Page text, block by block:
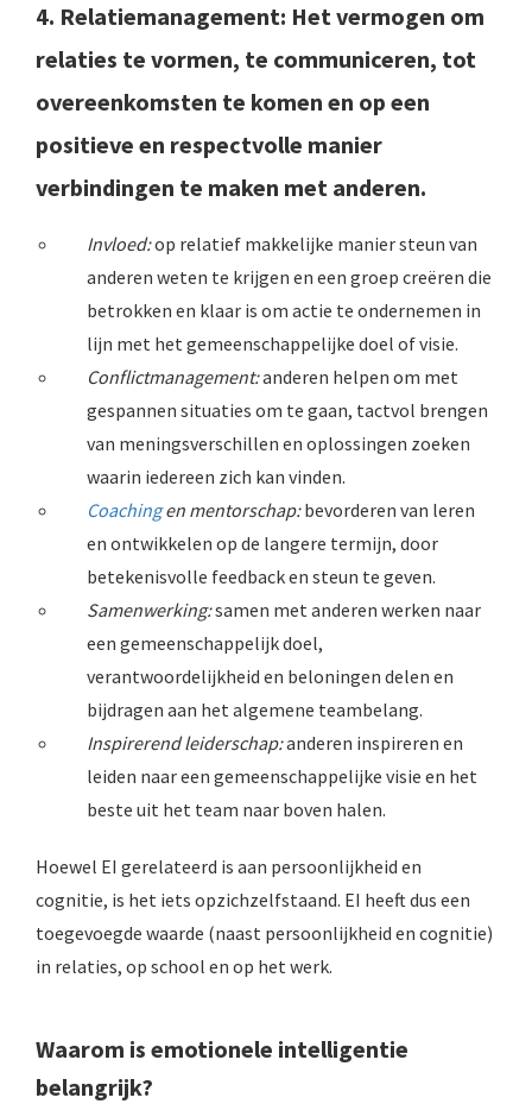
4. Relatiemanagement: Het vermogen om
relaties te vormen, te communiceren, tot
overeenkomsten te komen en op een
positieve en respectvolle manier
verbindingen te maken met anderen.
Invloed:op relatief makkelijke manier steun van
anderen weten te krijgen en een groep creëren die
betrokken en klaar is om actie te ondernemen in
lijn met het gemeenschappelijke doel of visie.
Conflictmanagement:anderen helpen om met
gespannen situaties om te gaan, tactvol brengen
van meningsverschillen en oplossingen zoeken
waarin iedereen zich kan vinden.
Coachingen mentorschap:bevorderen van leren
en ontwikkelen op de langere termijn, door
betekenisvolle feedback en steun te geven.
Samenwerking:samen met anderen werken naar
een gemeenschappelijk doel,
verantwoordelijkheid en beloningen delen en
bijdragen aan het algemene teambelang.
Inspirerend leiderschap:anderen inspireren en
leiden naar een gemeenschappelijke visie en het
beste uit het team naar boven halen.
Hoewel EI gerelateerd is aan persoonlijkheid en
cognitie, is het iets opzichzelfstaand. EI heeft dus een
toegevoegde waarde (naast persoonlijkheid en cognitie)
in relaties, op school en op het werk.
Waarom is emotionele intelligentie
belangrijk?